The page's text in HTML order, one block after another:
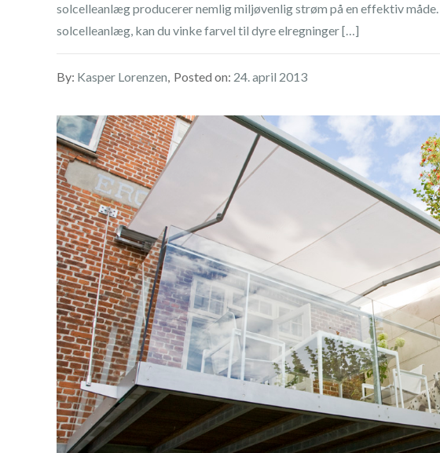
solcelleanlæg producerer nemlig miljøvenlig strøm på en effektiv
solcelleanlæg, kan du vinke farvel til dyre elregninger […]
By: Kasper Lorenzen Posted on: 24. april 2013